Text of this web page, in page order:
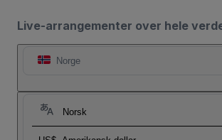
Live-arrangementer over hele
Norge
Norsk